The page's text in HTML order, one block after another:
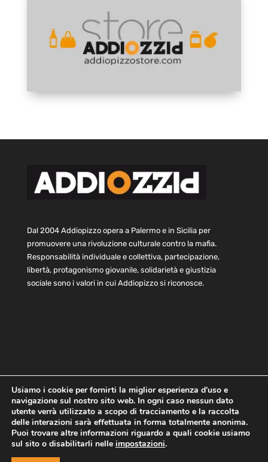
Dal 2004 Addiopizzo opera a Palermo e in Sicilia per
promuovere una rivoluzione culturale contro la mafia.
Responsabilità individuale e collettiva, partecipazione,
libertà, protagonismo giovanile, solidarietà e giustizia
sociale sono i valori in cui Addiopizzo si riconosce.
Home Statuto e bilancio
Contatti
Privacy
Cookie Child Protection Policy
Copyright © 2021 AddioPizzo | Tutti i diritti riservati | Sede
Usiamo i cookie per fornirti la miglior esperienza d'uso e
navigazione sul nostro sito web. In ogni caso nessun dato
utente verrà utilizzato a scopo di tracciamento e la raccolta
delle interazioni sarà effettuata in forma totalmente anonima.
Puoi trovare altre informazioni riguardo a quali cookie usiamo
sul sito o disabilitarli nelle impostazioni.